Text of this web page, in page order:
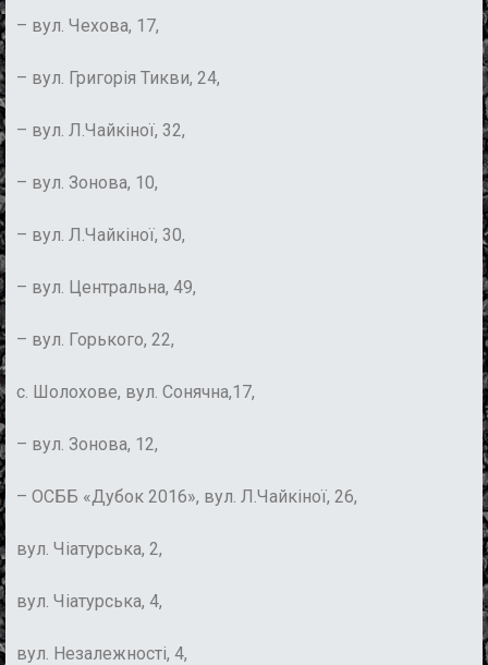
– вул. Чехова, 17,
– вул. Григорія Тикви, 24,
– вул. Л.Чайкіної, 32,
– вул. Зонова, 10,
– вул. Л.Чайкіної, 30,
– вул. Центральна, 49,
– вул. Горького, 22,
с. Шолохове, вул. Сонячна,17,
– вул. Зонова, 12,
– ОСББ «Дубок 2016», вул. Л.Чайкіної, 26,
вул. Чіатурська, 2,
вул. Чіатурська, 4,
вул. Незалежності, 4,